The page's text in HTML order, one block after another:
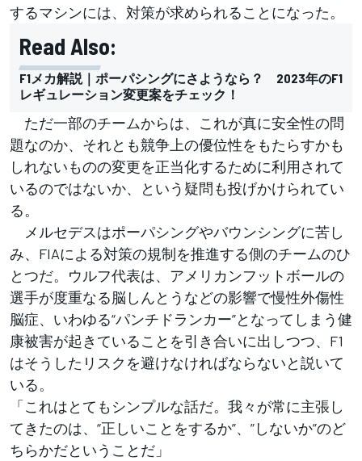
するマシンには、対策が求められることになった。
Read Also:
F1メカ解説｜ポーパシングにさようなら？ 2023年のF1
レギュレーション変更案をチェック！
ただ一部のチームからは、これが真に安全性の問
題なのか、それとも競争上の優位性をもたらすかも
しれないものの変更を正当化するために利用されて
いるのではないか、という疑問も投げかけられてい
る。
メルセデスはポーパシングやバウンシングに苦し
み、FIAによる対策の規制を推進する側のチームのひ
とつだ。ウルフ代表は、アメリカンフットボールの
選手が度重なる脳しんとうなどの影響で慢性外傷性
脳症、いわゆる“パンチドランカー”となってしまう健
康被害が起きていることを引き合いに出しつつ、F1
はそうしたリスクを避けなければならないと説いて
いる。
「これはとてもシンプルな話だ。我々が常に主張し
てきたのは、“正しいことをするか”、”しないか”のど
ちらかだということだ」